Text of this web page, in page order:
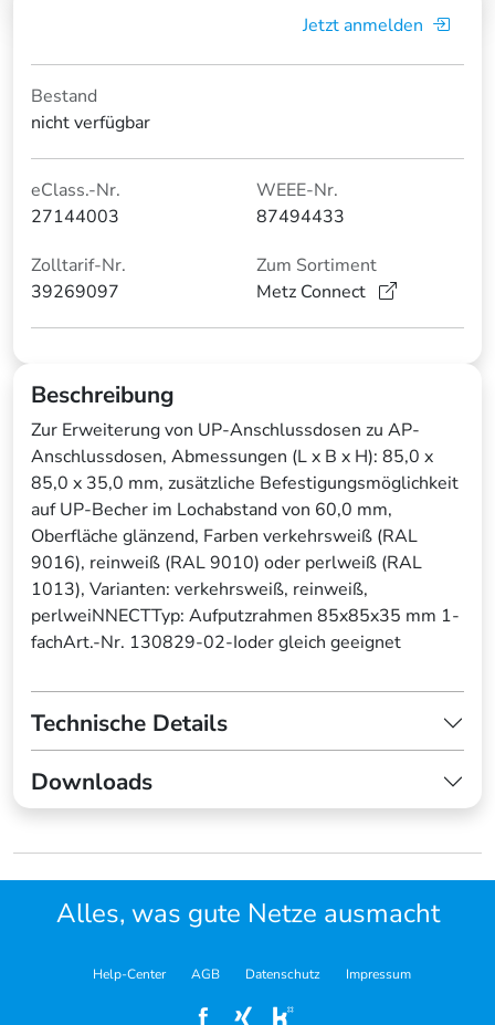
Jetzt anmelden
Bestand
nicht verfügbar
eClass.-Nr.
27144003
WEEE-Nr.
87494433
Zolltarif-Nr.
39269097
Zum Sortiment
Metz Connect
Beschreibung
Zur Erweiterung von UP-Anschlussdosen zu AP-
Anschlussdosen, Abmessungen (L x B x H): 85,0 x
85,0 x 35,0 mm, zusätzliche Befestigungsmöglichkeit
auf UP-Becher im Lochabstand von 60,0 mm,
Oberfläche glänzend, Farben verkehrsweiß (RAL
9016), reinweiß (RAL 9010) oder perlweiß (RAL
1013), Varianten: verkehrsweiß, reinweiß,
perlweiNNECTTyp: Aufputzrahmen 85x85x35 mm 1-
fachArt.-Nr. 130829-02-Ioder gleich geeignet
Technische Details
Downloads
Alles, was gute Netze ausmacht
Help-Center AGB Datenschutz Impressum